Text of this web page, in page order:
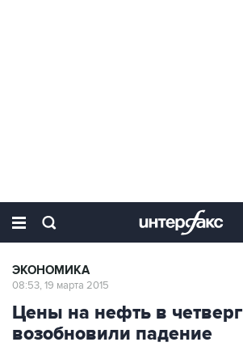
ЭКОНОМИКА
08:53, 19 марта 2015
Цены на нефть в четверг
возобновили падение